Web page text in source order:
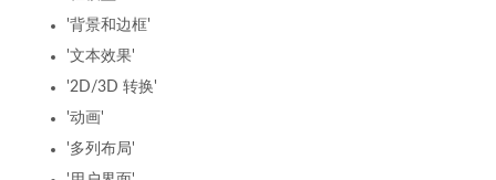
'背景和边框'
'文本效果'
'2D/3D 转换'
'动画'
'多列布局'